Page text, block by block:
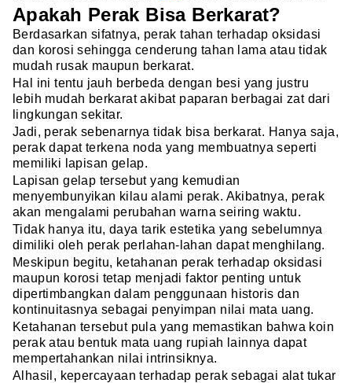
Apakah Perak Bisa Berkarat?
Berdasarkan sifatnya, perak tahan terhadap oksidasi
dan korosi sehingga cenderung tahan lama atau tidak
mudah rusak maupun berkarat.
Hal ini tentu jauh berbeda dengan besi yang justru
lebih mudah berkarat akibat paparan berbagai zat dari
lingkungan sekitar.
Jadi, perak sebenarnya tidak bisa berkarat. Hanya saja,
perak dapat terkena noda yang membuatnya seperti
memiliki lapisan gelap.
Lapisan gelap tersebut yang kemudian
menyembunyikan kilau alami perak. Akibatnya, perak
akan mengalami perubahan warna seiring waktu.
Tidak hanya itu, daya tarik estetika yang sebelumnya
dimiliki oleh perak perlahan-lahan dapat menghilang.
Meskipun begitu, ketahanan perak terhadap oksidasi
maupun korosi tetap menjadi faktor penting untuk
dipertimbangkan dalam penggunaan historis dan
kontinuitasnya sebagai penyimpan nilai mata uang.
Ketahanan tersebut pula yang memastikan bahwa koin
perak atau bentuk mata uang rupiah lainnya dapat
mempertahankan nilai intrinsiknya.
Alhasil, kepercayaan terhadap perak sebagai alat tukar